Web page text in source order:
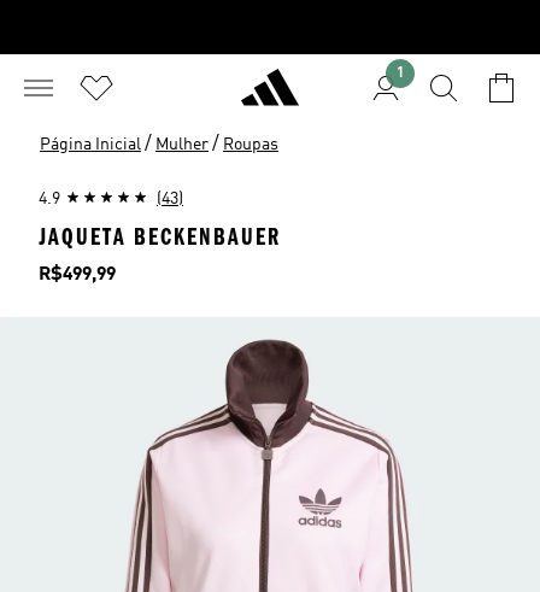
1
Página Inicial / Mulher / Roupas
4.9 (43)
JAQUETA BECKENBAUER
Preço
R$499,99